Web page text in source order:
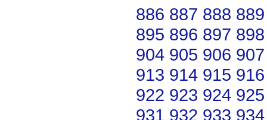
886 887 888 889
895 896 897 898
904 905 906 907
913 914 915 916
922 923 924 925
931 932 933 934